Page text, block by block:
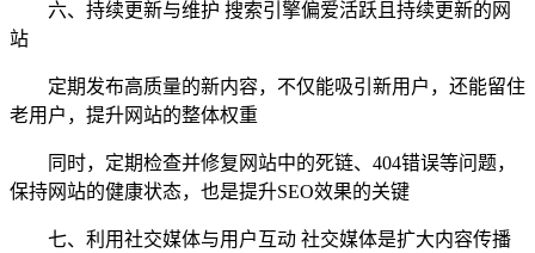
六、持续更新与维护 搜索引擎偏爱活跃且持续更新的网
站
定期发布高质量的新内容，不仅能吸引新用户，还能留住
老用户，提升网站的整体权重
同时，定期检查并修复网站中的死链、404错误等问题，
保持网站的健康状态，也是提升SEO效果的关键
七、利用社交媒体与用户互动 社交媒体是扩大内容传播